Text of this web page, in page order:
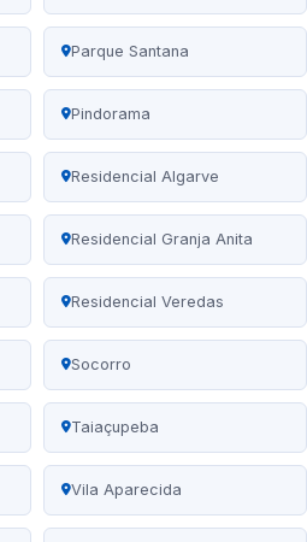
Parque Santana
Pindorama
Residencial Algarve
Residencial Granja Anita
Residencial Veredas
Socorro
Taiaçupeba
Vila Aparecida